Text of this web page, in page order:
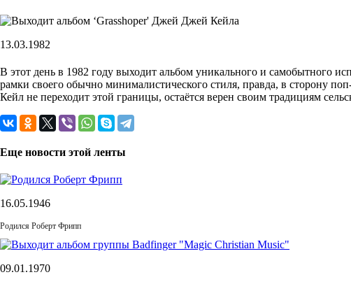
13.03.1982
В этот день в 1982 году выходит альбом уникального и самобытного
рамки своего обычно минималистического стиля, правда, в сторону
Кейл не переходит этой границы, остаётся верен своим традициям
Еще новости этой ленты
16.05.1946
Родился Роберт Фрипп
09.01.1970